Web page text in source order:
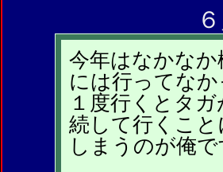
今年はなかな
には行ってな
１度行くとタ
続して行くこ
しまうのが俺